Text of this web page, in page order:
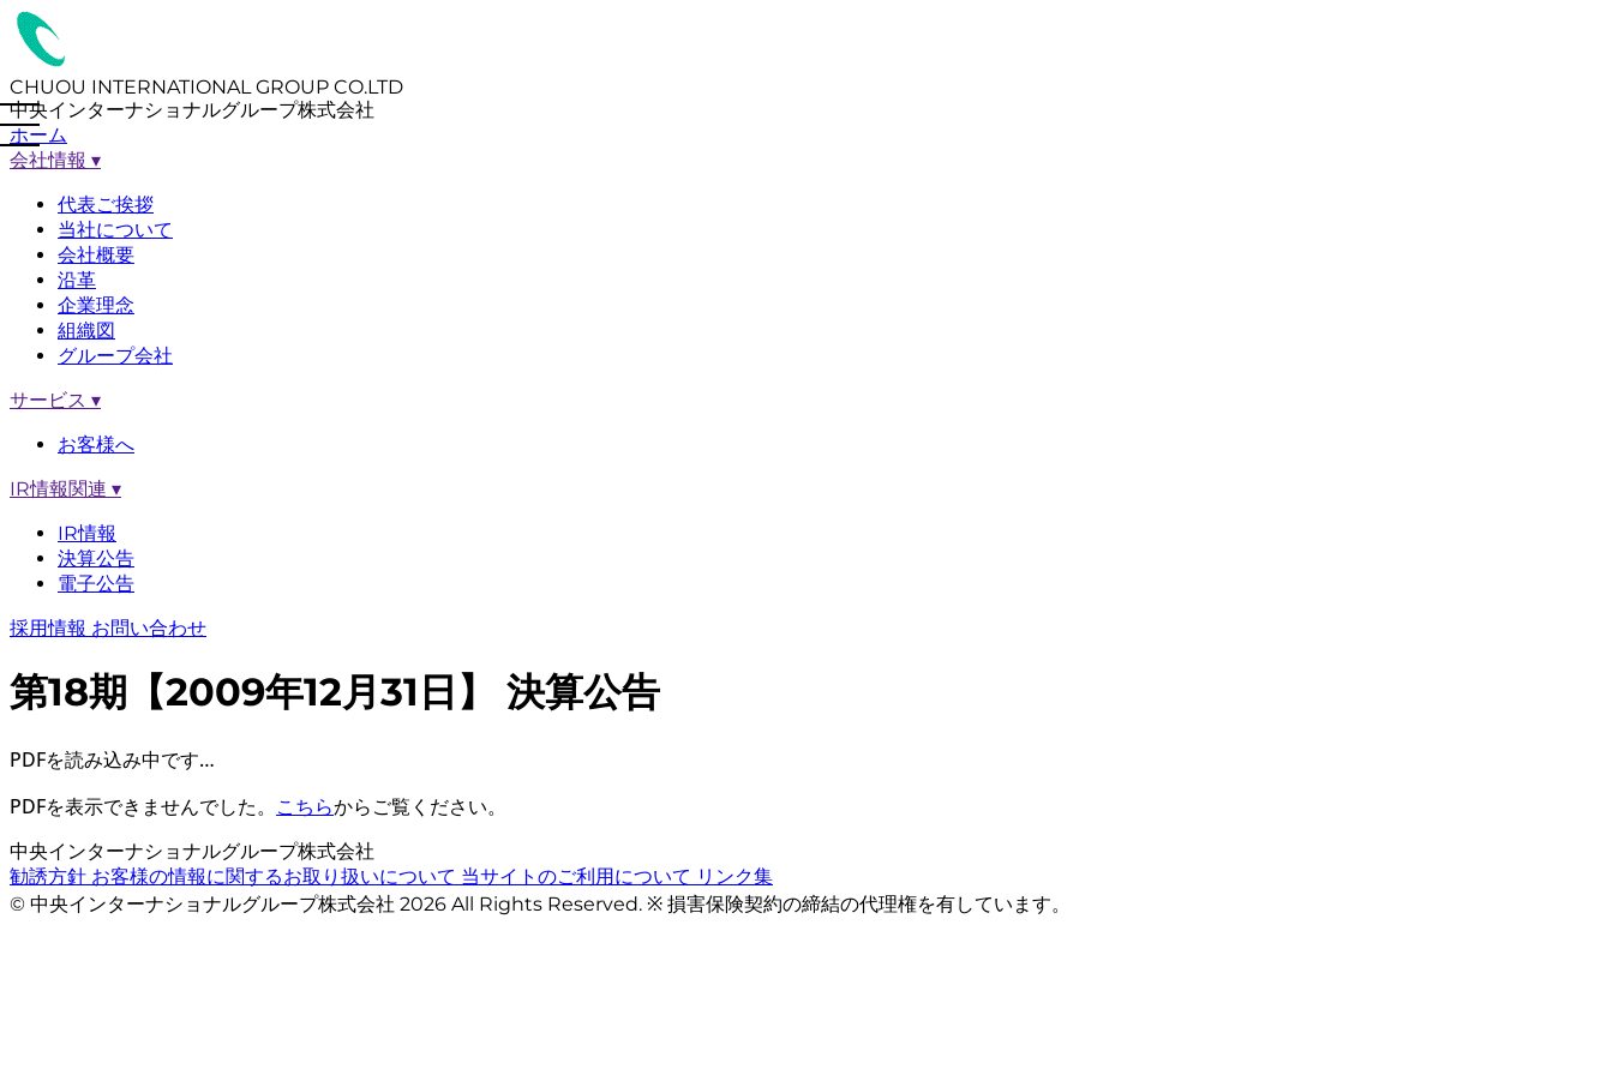
CHUOU INTERNATIONAL GROUP CO.LTD
中央インターナショナルグループ株式会社
ホーム
会社情報 ▾
代表ご挨拶
当社について
会社概要
沿革
企業理念
組織図
グループ会社
サービス ▾
お客様へ
IR情報関連 ▾
IR情報
決算公告
電子公告
採用情報 お問い合わせ
第18期【2009年12月31日】 決算公告
PDFを読み込み中です…
PDFを表示できませんでした。 こちらからご覧ください。
中央インターナショナルグループ株式会社
勧誘方針 お客様の情報に関するお取り扱いについて 当サイトのご利用について リンク集
© 中央インターナショナルグループ株式会社 2026 All Rights Reserved. ※ 損害保険契約の締結の代理権を有しています。